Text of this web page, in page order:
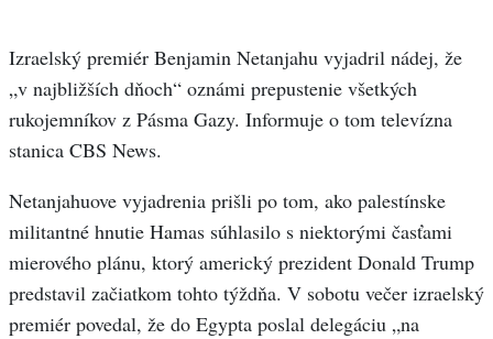
Izraelský premiér Benjamin Netanjahu vyjadril nádej, že
„v najbližších dňoch“ oznámi prepustenie všetkých
rukojemníkov z Pásma Gazy. Informuje o tom televízna
stanica CBS News.
Netanjahuove vyjadrenia prišli po tom, ako palestínske
militantné hnutie Hamas súhlasilo s niektorými časťami
mierového plánu, ktorý americký prezident Donald Trump
predstavil začiatkom tohto týždňa. V sobotu večer izraelský
premiér povedal, že do Egypta poslal delegáciu „na